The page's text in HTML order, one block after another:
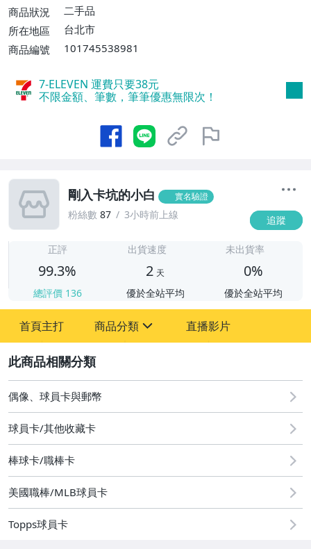
商品狀況
二手品
所在地區
台北市
商品編號
101745538981
7-ELEVEN 運費只要38元
不限金額、筆數，筆筆優惠無限次！
剛入卡坑的小白 實名驗證
粉絲數 87 3小時前上線 追蹤
正評
99.3%
總評價 136
出貨速度
2 天
優於全站平均
未出貨率
0%
優於全站平均
首頁主打 商品分類
玩具、模型與公仔
偶像、球員卡與郵幣
直播影片
偶像、球員卡與郵幣
球員卡/其他收藏卡
棒球卡/職棒卡
美國職棒/MLB球員卡
Topps球員卡